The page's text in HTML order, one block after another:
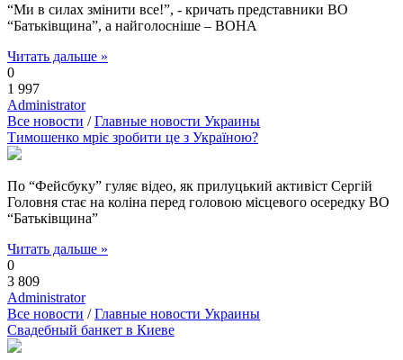
“Ми в силах змінити все!”, - кричать представники ВО
“Батьківщина”, а найголосніше – ВОНА
Читать дальше »
0
1 997
Administrator
Все новости /Главные новости Украины
Тимошенко мріє зробити це з Україною?
По “Фейсбуку” гуляє відео, як прилуцький активіст Сергій
Головня стає на коліна перед головою місцевого осередку ВО
“Батьківщина”
Читать дальше »
0
3 809
Administrator
Все новости /Главные новости Украины
Свадебный банкет в Киеве